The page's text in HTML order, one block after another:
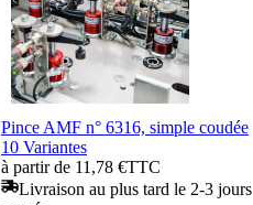
Pince AMF n° 6316, simple coudée
10 Variantes
à partir de 11,78 €TTC
Livraison au plus tard le 2-3 jours